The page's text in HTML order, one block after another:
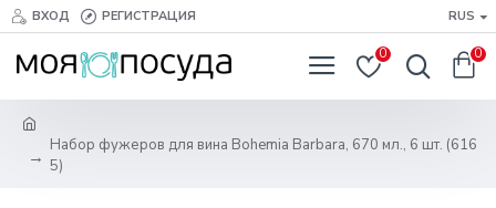
ВХОД РЕГИСТРАЦИЯ RUS
0 0
Набор фужеров для вина Bohemia Barbara, 670 мл., 6 шт. (616
5)